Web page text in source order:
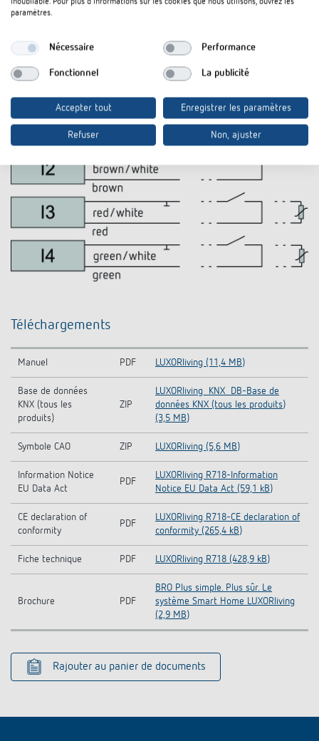
Téléchargements
Manuel PDF LUXORliving (11,4 MB)
Base de données
KNX (tous les
produits)
ZIP
LUXORliving_KNX_DB-Base de
données KNX (tous les produits)
(3,5 MB)
Symbole CAO ZIP LUXORliving (5,6 MB)
Information Notice
EU Data Act
PDF
LUXORliving R718-Information
Notice EU Data Act (59,1 kB)
CE declaration of
conformity
PDF
LUXORliving R718-CE declaration of
conformity (265,4 kB)
Fiche technique PDF LUXORliving R718 (428,9 kB)
Brochure PDF
BRO Plus simple. Plus sûr. Le
système Smart Home LUXORliving
(2,9 MB)
Rajouter au panier de documents
paramètres.
Nécessaire Performance
Fonctionnel La publicité
Accepter tout Enregistrer les paramètres
Refuser Non, ajuster